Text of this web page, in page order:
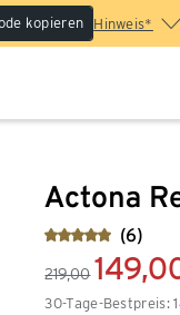
kopieren Hinweis*
Actona
(6)
219,00
30-Tage-Bestpreis: